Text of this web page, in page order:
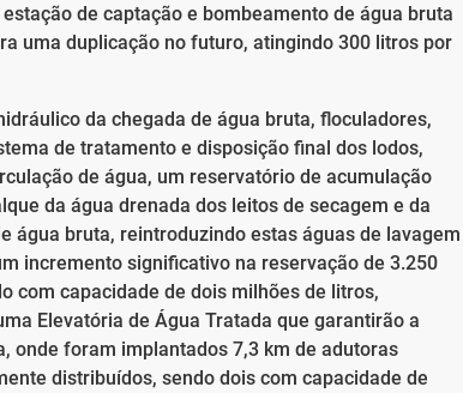
de captação e bombeamento de água bruta
uma duplicação no futuro, atingindo 300 litros por
da chegada de água bruta, floculadores,
de tratamento e disposição final dos lodos,
de água, um reservatório de acumulação
da água drenada dos leitos de secagem e da
água bruta, reintroduzindo estas águas de lavagem
incremento significativo na reservação de 3.250
com capacidade de dois milhões de litros,
Elevatória de Água Tratada que garantirão a
onde foram implantados 7,3 km de adutoras
distribuídos, sendo dois com capacidade de